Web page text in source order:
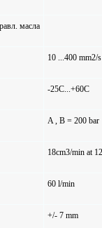
масла
10 ...400 mm2/s
-25C...+60C
A , B = 200 bar
18cm3/min at
60 l/min
+/- 7 mm